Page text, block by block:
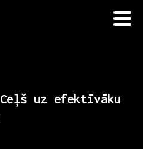
Ceļš uz efektīvāku